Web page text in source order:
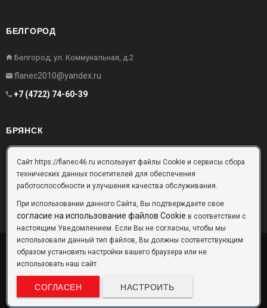
БЕЛГОРОД
Белгород, ул. Коммунальная, д.2
flanec2010@yandex.ru
+7 (4722) 74-60-39
БРЯНСК
Брянск, Московский проезд, д.10, офис 3
flanec32@yandex.ru
Copyright © 2026 © ООО «Фланец-Комплект»
внешний вид товаров без предварительного уведомления.
Сайт https://flanec46.ru использует файлы Cookie и сервисы сбора
технических данных посетителей для обеспечения
работоспособности и улучшения качества обслуживания.
При использовании данного Сайта, Вы подтверждаете свое
согласие на использование файлов Cookie в соответствии с
настоящим Уведомлением. Если Вы не согласны, чтобы мы
использовали данный тип файлов, Вы должны соответствующим
образом установить настройки вашего браузера или не
использовать наш сайт.
СОГЛАСЕН НАСТРОИТЬ